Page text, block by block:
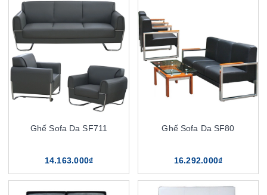
Ghế Sofa Da SF711
14.163.000₫
Ghế Sofa Da SF80
16.292.000₫